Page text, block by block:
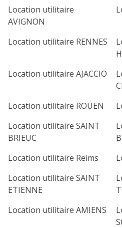
Location utilitaire
AVIGNON
Location utilitaire RENNES
Location utilitaire AJACCIO
Location utilitaire ROUEN
Location utilitaire SAINT
BRIEUC
Location utilitaire Reims
Location utilitaire SAINT
ETIENNE
Location utilitaire AMIENS